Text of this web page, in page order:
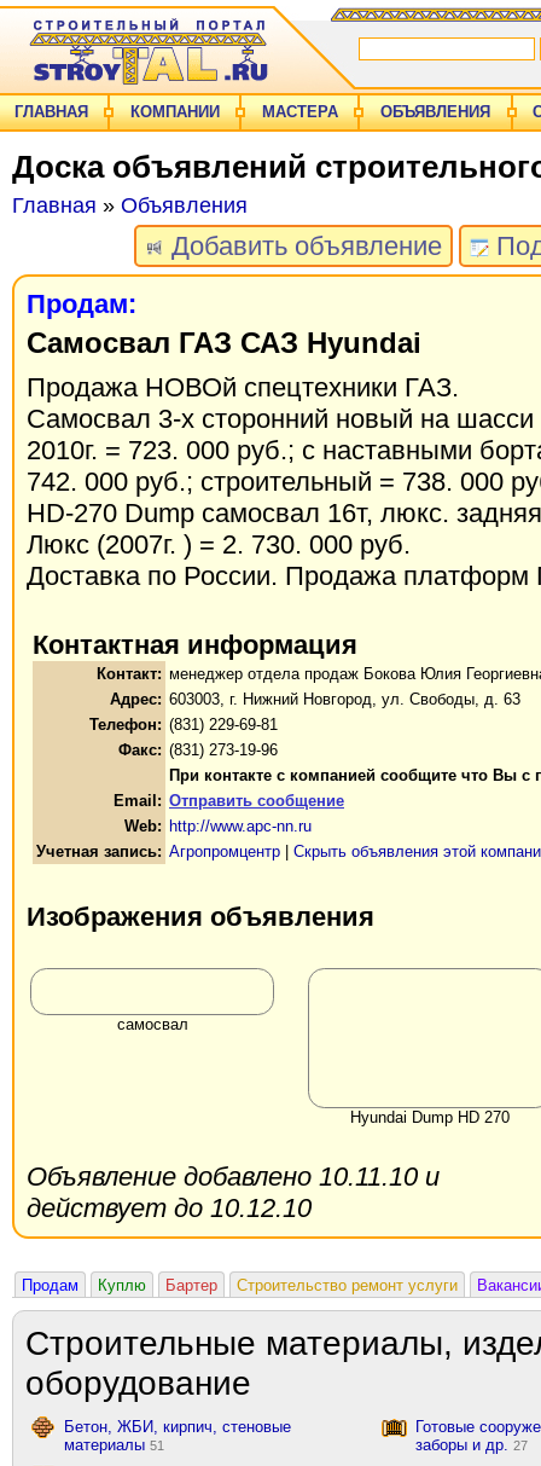
ГЛАВНАЯ КОМПАНИИ МАСТЕРА ОБЪЯВЛЕНИЯ
Доска объявлений
Главная » Объявления
Добавить объявление
Продам:
Самосвал ГАЗ САЗ Hyundai
Продажа НОВОй спецтехники ГАЗ.
Самосвал 3-х сторонний новый на
2010г. = 723. 000 руб.; с наставными
742. 000 руб.; строительный = 738. 000
HD-270 Dump cамосвал 16т, люкс.
Люкс (2007г. ) = 2. 730. 000 руб.
Доставка по России. Продажа
Контактная информация
Контакт: менеджер отдела продаж Бокова Юлия
Адрес: 603003, г. Нижний Новгород, ул. Свободы, д. 63
Телефон: (831) 229-69-81
Факс: (831) 273-19-96
При контакте с компанией сообщите что Вы с
Email: Отправить сообщение
Web: http://www.apc-nn.ru
Учетная запись: Агропромцентр | Скрыть объявления этой
Изображения объявления
самосвал
Hyundai Dump HD 270
Объявление добавлено 10.11.10 и
действует до 10.12.10
Продам Куплю Бартер Строительство ремонт услуги
Строительные материалы,
оборудование
Бетон, ЖБИ, кирпич, стеновые
материалы 51
Готовые
заборы и др.
27